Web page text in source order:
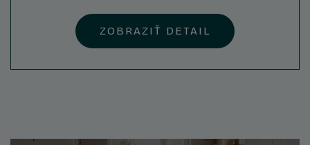
ZOBRAZIŤ DETAIL